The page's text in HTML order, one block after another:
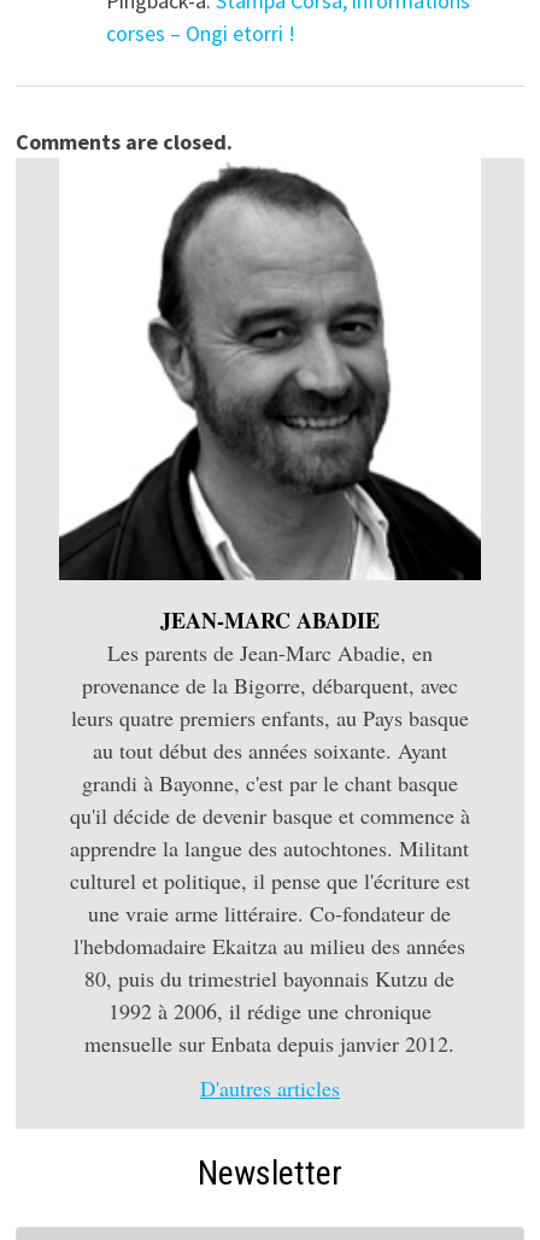
corses – Ongi etorri !
Comments are closed.
JEAN-MARC ABADIE
Les parents de Jean-Marc Abadie, en
provenance de la Bigorre, débarquent, avec
leurs quatre premiers enfants, au Pays basque
au tout début des années soixante. Ayant
grandi à Bayonne, c'est par le chant basque
qu'il décide de devenir basque et commence à
apprendre la langue des autochtones. Militant
culturel et politique, il pense que l'écriture est
une vraie arme littéraire. Co-fondateur de
l'hebdomadaire Ekaitza au milieu des années
80, puis du trimestriel bayonnais Kutzu de
1992 à 2006, il rédige une chronique
mensuelle sur Enbata depuis janvier 2012.
D'autres articles
Newsletter